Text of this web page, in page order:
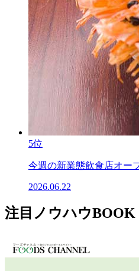
5位
今週の新業態飲食店オー
2026.06.22
注目ノウハウBOOK